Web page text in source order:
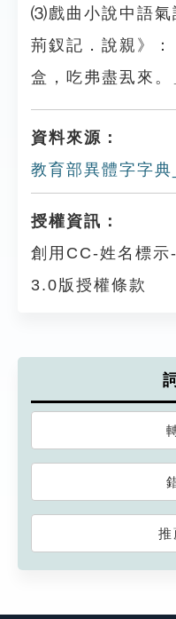
⑶戲曲小說中語氣
荊釵記．說親》
盒，吃弗盡厾來。
資料來源：
教育部異體字字典
授權資訊：
創用CC-姓名標示
3.0版授權條款
推